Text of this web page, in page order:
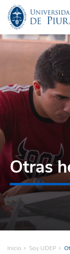
Otras
Inicio Soy UDEP